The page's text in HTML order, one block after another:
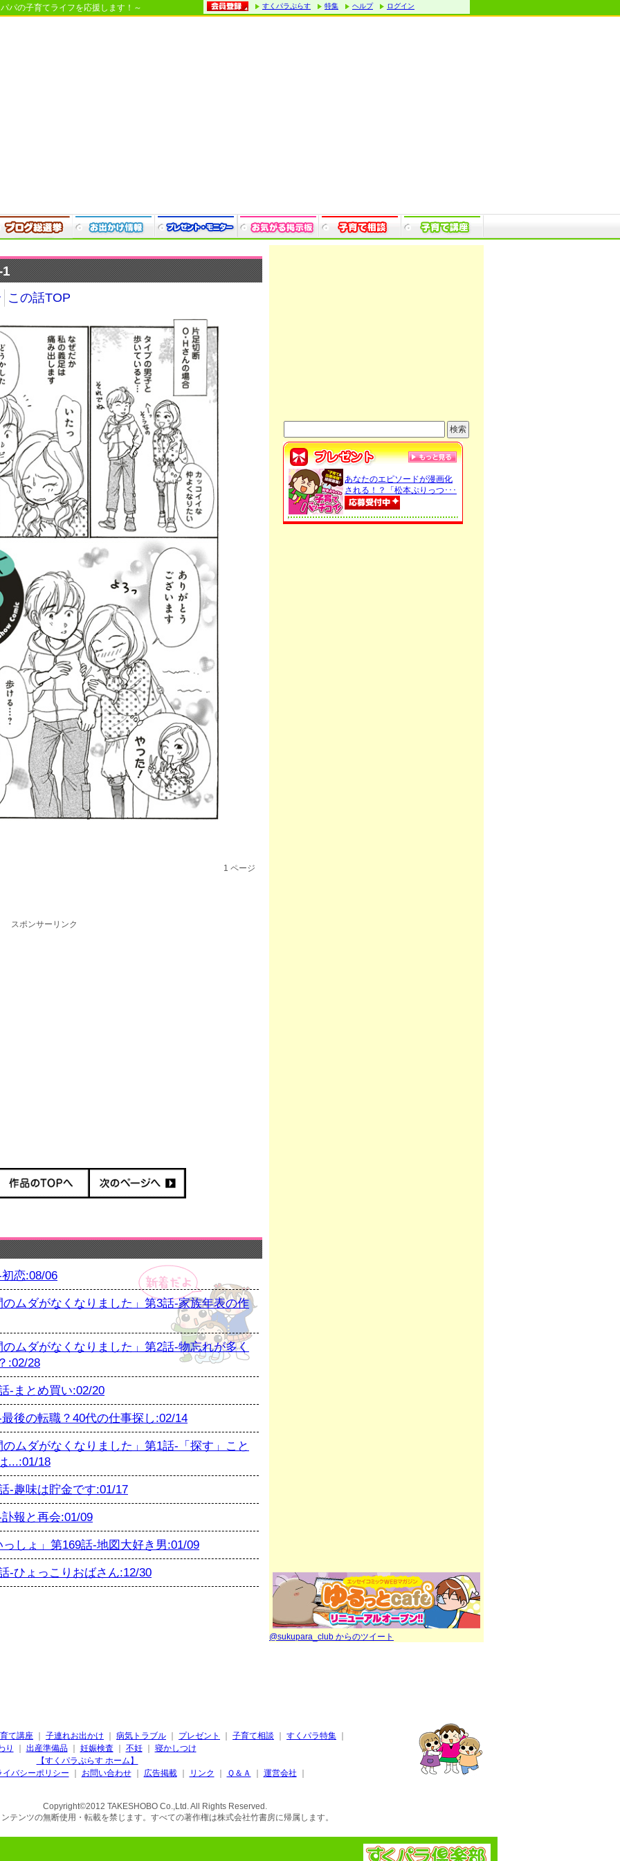
パの子育てライフを応援します！～ すくパラぷらす 特集 ヘルプ ログイン
1
この話TOP
1 ページ
スポンサーリンク
恋:08/06
ムダがなくなりました」第3話-家族年表の作
ムダがなくなりました」第2話-物忘れが多く
:02/28
-まとめ買い:02/20
後の転職？40代の仕事探し:02/14
ムダがなくなりました」第1話-「探す」こと
...:01/18
-趣味は貯金です:01/17
報と再会:01/09
しょ」第169話-地図大好き男:01/09
-ひょっこりおばさん:12/30
あなたのエピソードが漫画化
される！？「松本ぷりっつ･･･
@sukupara_club からのツイート
て講座 子連れお出かけ 病気トラブル プレゼント 子育て相談 すくパラ特集
り
出産準備品 妊娠検査 不妊
寝かしつけ
【すくパラぷらす ホーム】
イバシーポリシー
お問い合わせ 広告掲載 リンク Ｑ＆Ａ 運営会社
Copyright©2012 TAKESHOBO Co.,Ltd. All Rights Reserved.
テンツの無断使用・転載を禁じます。すべての著作権は株式会社竹書房に帰属します。